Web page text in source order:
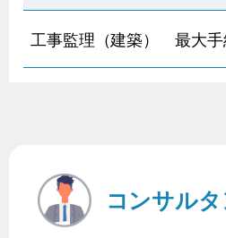
工事監理（建築） 最大手
コンサル